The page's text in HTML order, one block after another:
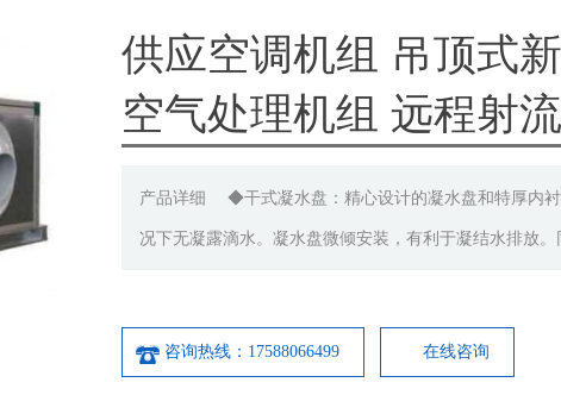
供应空调机组 吊顶式
空气处理机组 远程射
产品详细 ◆干式凝水盘：精心设计的凝水盘和特厚内衬
况下无凝露滴水。凝水盘微倾安装，有利于凝结水排放
咨询热线：17588066499 在线咨询